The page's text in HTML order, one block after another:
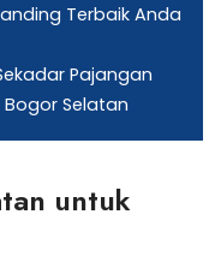
Terbaik Anda
Pajangan
Selatan
untuk